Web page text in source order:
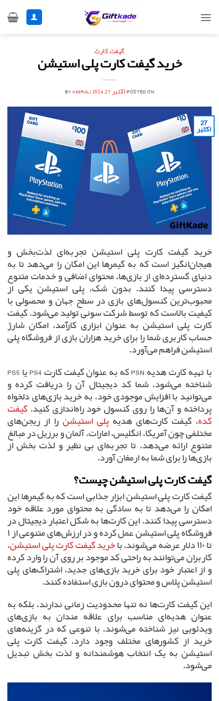
گیفت کارت
خرید گیفت کارت پلی استیشن
POSTED ONاکتبر 27, 2024 BYAMIRALI
27
اکتبر
خرید گیفت کارت پلی استیشن تجربه‌ای لذت‌بخش و
هیجان‌انگیز است که به گیمرها این امکان را می‌دهد تا به
دنیای گسترده‌ای از بازی‌ها، محتوای اضافی و خدمات متنوع
دسترسی پیدا کنند. بدون شک، پلی استیشن یکی از
محبوب‌ترین کنسول‌های بازی در سطح جهان و محصولی با
کیفیت بالاست که توسط شرکت سونی تولید می‌شود. گیفت
کارت پلی استیشن به عنوان ابزاری کارآمد، امکان شارژ
حساب کاربری شما را برای خرید هزاران بازی از فروشگاه پلی
استیشن فراهم می‌آورد.
با تهیه کارت هدیه PSN که به عنوان گیفت کارت PS4 یا PS5
شناخته می‌شود، شما کد دیجیتال آن را دریافت کرده و
می‌توانید با افزایش موجودی خود، به خرید بازی‌های دلخواه
پرداخته و آن‌ها را روی کنسول خود راه‌اندازی کنید. گیفت
کده، گیفت کارت‌های هدیهپلی استیشن را از ریجن‌های
مختلفی چون آمریکا، انگلیس، امارات، آلمان و برزیل در مبالغ
متنوع ارائه می‌دهد، تا تجربه‌ای بی نظیر و لذت بخش از
بازی‌ها را برای شما به ارمغان آورد.
گیفت کارت پلی استیشن چیست؟
گیفت کارت پلی استیشن ابزار جذابی است که به گیمرها این
امکان را می‌دهد تا به سادگی به محتوای مورد علاقه خود
دسترسی پیدا کنند. این کارت‌ها به شکل اعتبار دیجیتال در
فروشگاه پلی استیشن عمل کرده و در ارزش‌های متنوعی از ۱
تا ۱۱۰ دلار عرضه می‌شوند. با
خرید گیفت کارت پلی استیشن،
کاربران می‌توانند به راحتی کد موجود بر روی آن را وارد کرده
و از اعتبار خود برای خرید بازی‌های جدید، اشتراک‌های پلی
استیشن پلاس و محتوای درون بازی استفاده کنند.
این گیفت کارت‌ها نه تنها محدودیت زمانی ندارند، بلکه به
عنوان هدیه‌ای مناسب برای علاقه مندان به بازی‌های
ویدئویی نیز شناخته می‌شوند. با تنوعی که در گزینه‌های
خرید از کشورهای مختلف وجود دارد، گیفت کارت پلی
استیشن به یک انتخاب هوشمندانه و لذت بخش تبدیل
می‌شود.